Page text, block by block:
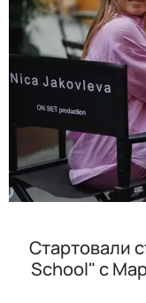
Стартовали
School" с